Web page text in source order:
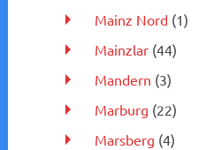
Mainz Nord(1)
Mainzlar(44)
Mandern (3)
Marburg (22)
Marsberg (4)